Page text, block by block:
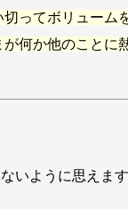
ってボリューム
何か他のことに
いように思えま